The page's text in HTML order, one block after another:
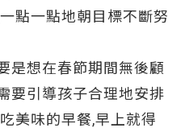
點一點地朝目標不斷努
是想在春節期間無後顧
要引導孩子合理地安排
美味的早餐,早上就得